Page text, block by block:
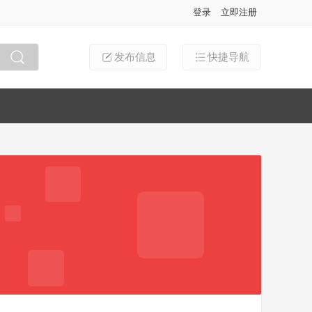
登录 立即注册
快捷导航
发布信息